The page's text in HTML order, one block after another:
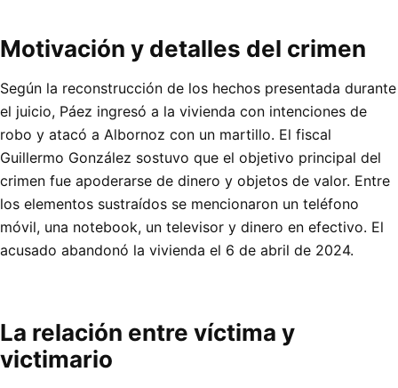
Motivación y detalles del crimen
Según la reconstrucción de los hechos presentada durante
el juicio, Páez ingresó a la vivienda con intenciones de
robo y atacó a Albornoz con un martillo. El fiscal
Guillermo González sostuvo que el objetivo principal del
crimen fue apoderarse de dinero y objetos de valor. Entre
los elementos sustraídos se mencionaron un teléfono
móvil, una notebook, un televisor y dinero en efectivo. El
acusado abandonó la vivienda el 6 de abril de 2024.
La relación entre víctima y
victimario